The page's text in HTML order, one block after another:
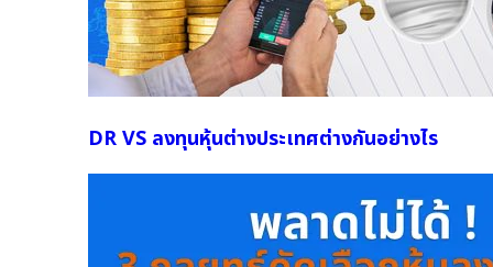
DR VS ลงทุนหุ้นต่างประเทศต่างกันอย่างไร